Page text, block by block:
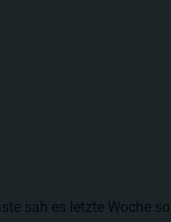
sah es letzte Woche